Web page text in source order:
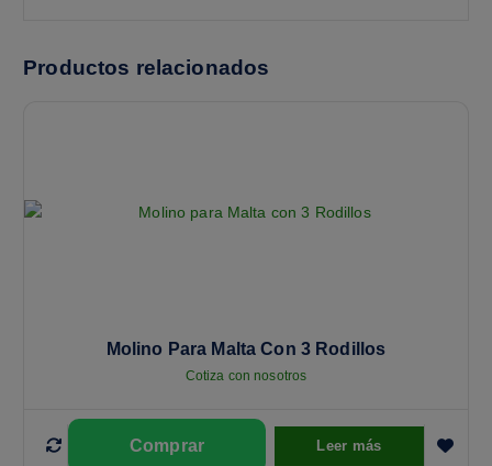
Productos relacionados
Molino Para Malta Con 3 Rodillos
Cotiza con nosotros
Leer más